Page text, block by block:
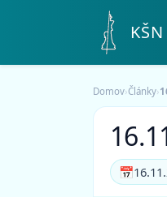
Domov›Články›
📅